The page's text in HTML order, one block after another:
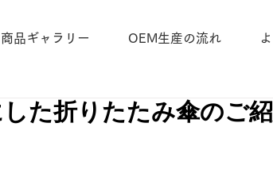
商品ギャラリー OEM生産の流れ
た折りたたみ傘のご